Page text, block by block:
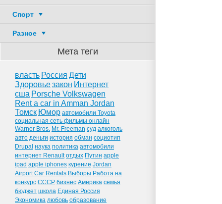
Спорт
Разное
Мета теги
власть Россия Дети
Здоровьезакон Интернет
сша Porsche Volkswagen
Rent a car in Amman Jordan
Томск Юмор автомобили Toyota
социальная сеть фильмы онлайн
Warner Bros. Mr. Freeman суд алкоголь
авто деньги история обман социотип
Drupal наука политика автомобили
интернет Renault отдых Путин apple
ipad apple iphones курение Jordan
Airport Car Rentals Выборы Работа на
конкурс СССР бизнес Америка семья
бюджет школа Единая Россия
Экономика любовь образование